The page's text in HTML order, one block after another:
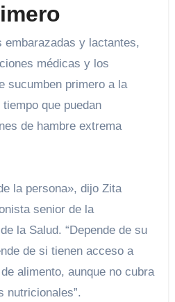
embarazadas y lactantes,
médicas y los
sucumben primero a la
que puedan
de hambre extrema
senior de la
la Salud. “Depende de su
de si tienen acceso a
alimento, aunque no cubra
nutricionales”.